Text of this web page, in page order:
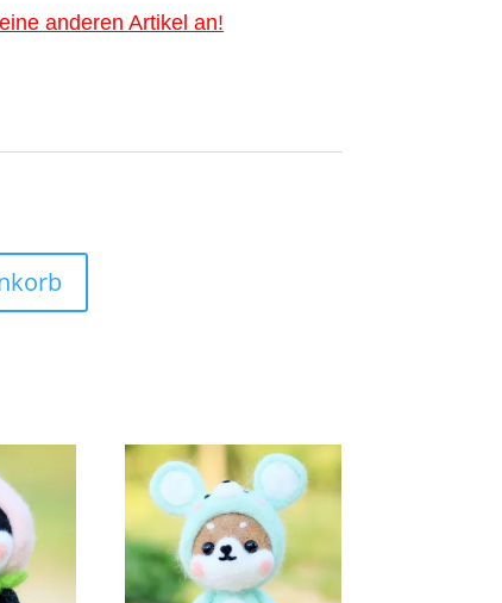
anderen Artikel an!